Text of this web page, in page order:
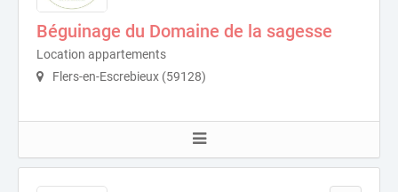
Béguinage du Domaine de la sagesse
Location appartements
Flers-en-Escrebieux (59128)